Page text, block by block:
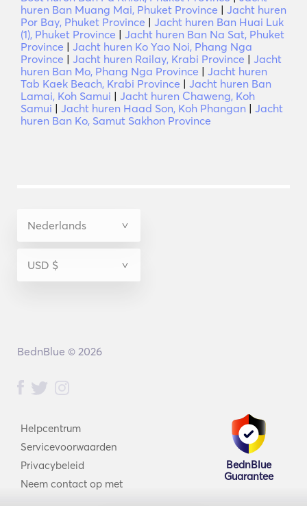
huren Ban Muang Mai, Phuket Province | Jacht huren
Por Bay, Phuket Province | Jacht huren Ban Huai Luk
(1), Phuket Province | Jacht huren Ban Na Sat, Phuket
Province | Jacht huren Ko Yao Noi, Phang Nga
Province | Jacht huren Railay, Krabi Province | Jacht
huren Ban Mo, Phang Nga Province | Jacht huren
Tab Kaek Beach, Krabi Province | Jacht huren Ban
Lamai, Koh Samui | Jacht huren Chaweng, Koh
Samui | Jacht huren Haad Son, Koh Phangan | Jacht
huren Ban Ko, Samut Sakhon Province
Helpcentrum
Servicevoorwaarden
Privacybeleid
Neem contact op met
BednBlue
Guarantee
BednBlue © 2026